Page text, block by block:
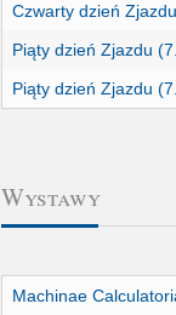
Czwarty dzień
Piąty dzień Zjazdu
Piąty dzień Zjazdu
Wystawy
Machinae